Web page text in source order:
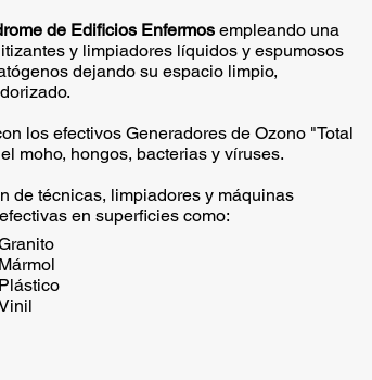
de Edificios Enfermos empleando una
y limpiadores líquidos y espumosos
dejando su espacio limpio,
los efectivos Generadores de Ozono "Total
moho, hongos, bacterias y víruses.
de técnicas, limpiadores y máquinas
en superficies como:
Mármol
Plástico